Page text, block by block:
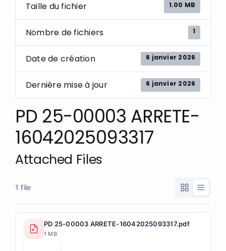
Taille du fichier 1.00 MB
Nombre de fichiers 1
Date de création 6 janvier 2026
Dernière mise à jour 6 janvier 2026
PD 25-00003 ARRETE-
16042025093317
Attached Files
1 file
PD 25-00003 ARRETE-16042025093317.pdf
1 MB